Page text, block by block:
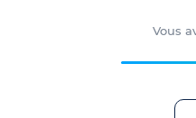
Vous